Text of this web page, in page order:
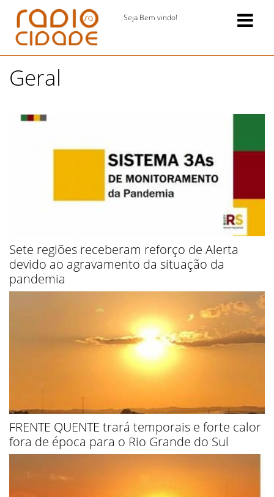
Seja Bem vindo!
Geral
Sete regiões receberam reforço de Alerta
devido ao agravamento da situação da
pandemia
FRENTE QUENTE trará temporais e forte calor
fora de época para o Rio Grande do Sul